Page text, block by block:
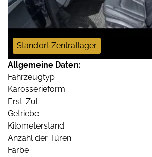
Standort Zentrallager
Allgemeine Daten:
Fahrzeugtyp
Karosserieform
Erst-Zul.
Getriebe
Kilometerstand
Anzahl der Türen
Farbe